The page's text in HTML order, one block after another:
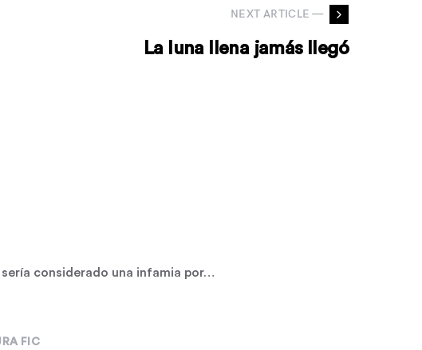
NEXT ARTICLE —
La luna llena jamás llegó
considerado una infamia por…
FIC